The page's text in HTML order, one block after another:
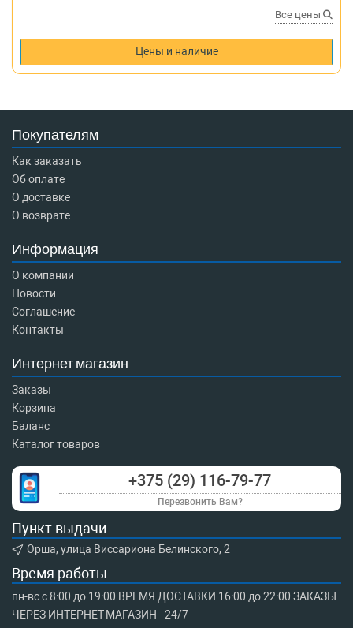
Все цены
Цены и наличие
Покупателям
Как заказать
Об оплате
О доставке
О возврате
Информация
О компании
Новости
Соглашение
Контакты
Интернет магазин
Заказы
Корзина
Баланс
Каталог товаров
+375 (29) 116-79-77
Перезвонить Вам?
Пункт выдачи
Орша, улица Виссариона Белинского, 2
Время работы
пн-вс с 8:00 до 19:00 ВРЕМЯ ДОСТАВКИ 16:00 до 22:00 ЗАКАЗЫ
ЧЕРЕЗ ИНТЕРНЕТ-МАГАЗИН - 24/7